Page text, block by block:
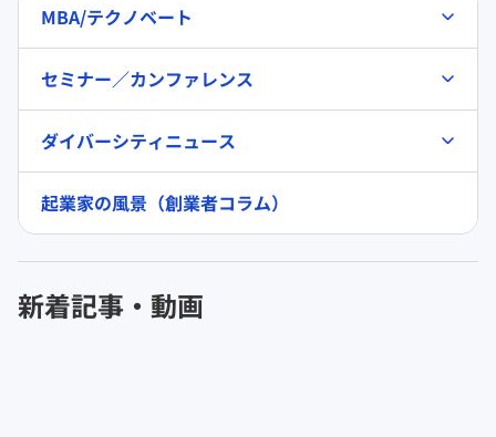
MBA/テクノベート
セミナー／カンファレンス
ダイバーシティニュース
起業家の風景（創業者コラム）
新着記事・動画